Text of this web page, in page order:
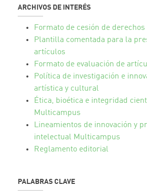
ARCHIVOS DE INTERÉS
Formato de cesión de derechos
Plantilla comentada para la
artículos
Formato de evaluación de
Política de investigación e
artística y cultural
Ética, bioética e integridad
Multicampus
Lineamientos de innovación y
intelectual Multicampus
Reglamento editorial
PALABRAS CLAVE